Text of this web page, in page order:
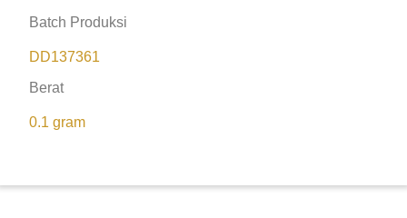
Batch Produksi
DD137361
Berat
0.1 gram